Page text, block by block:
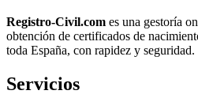
Registro-Civil.com es una gestoría
obtención de certificados de
toda España, con rapidez y seguridad.
Servicios